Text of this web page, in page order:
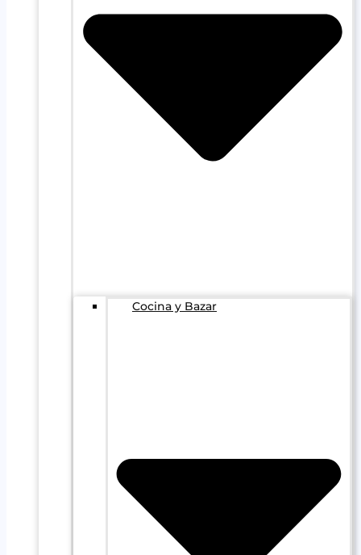
Cocina y Bazar